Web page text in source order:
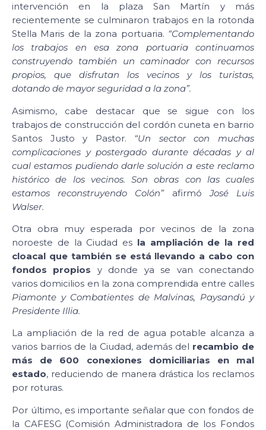
intervención en la plaza San Martín y más
recientemente se culminaron trabajos en la rotonda
Stella Maris de la zona portuaria. “Complementando
los trabajos en esa zona portuaria continuamos
construyendo también un caminador con recursos
propios, que disfrutan los vecinos y los turistas,
dotando de mayor seguridad a la zona”.
Asimismo, cabe destacar que se sigue con los
trabajos de construcción del cordón cuneta en barrio
Santos Justo y Pastor. “Un sector con muchas
complicaciones y postergado durante décadas y al
cual estamos pudiendo darle solución a este reclamo
histórico de los vecinos. Son obras con las cuales
estamos reconstruyendo Colón”afirmóJosé Luis
Walser.
Otra obra muy esperada por vecinos de la zona
noroeste de la Ciudad es la ampliación de la red
cloacal que también se está llevando a cabo con
fondos propios y donde ya se van conectando
varios domicilios en la zona comprendida entre calles
Piamonte y Combatientes de Malvinas, Paysandú y
Presidente Illia.
La ampliación de la red de agua potable alcanza a
varios barrios de la Ciudad, además del recambio de
más de 600 conexiones domiciliarias en mal
estado, reduciendo de manera drástica los reclamos
por roturas.
Por último, es importante señalar que con fondos de
la CAFESG (Comisión Administradora de los Fondos